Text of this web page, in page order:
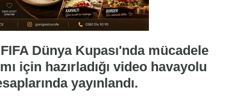
Dünya Kupası'nda mücadele
için hazırladığı video havayolu
yayınlandı.